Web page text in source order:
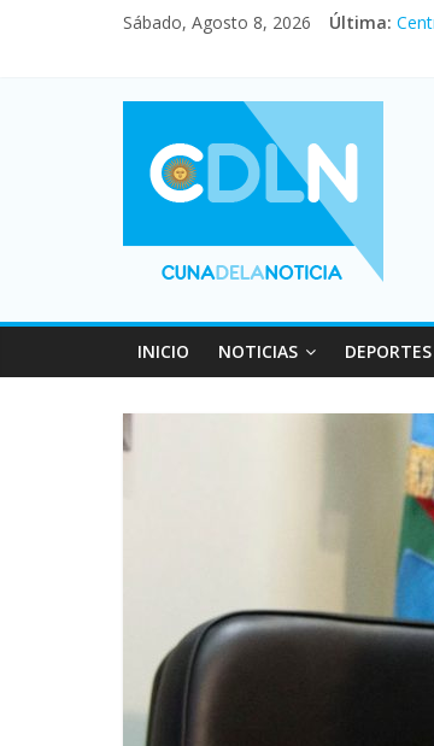
Sábado, Agosto 8, 2026 Última:
INICIO NOTICIAS DEPORTES